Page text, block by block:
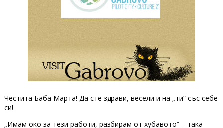
Честита Баба Марта! Да сте здрави, весели и на „ти“ със себе
си!
„Имам око за тези работи, разбирам от хубавото“ – така